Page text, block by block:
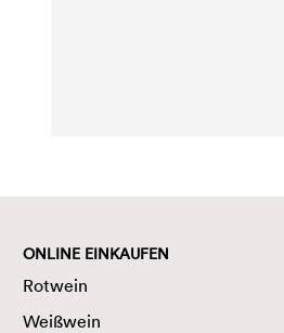
ONLINE EINKAUFEN
Rotwein
Weißwein